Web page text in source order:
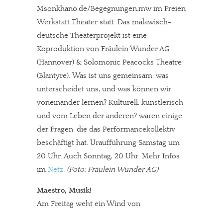
Msonkhano.de/Begegnungen.mw im Freien
Werkstatt Theater statt. Das malawisch-
deutsche Theaterprojekt ist eine
Koproduktion von Fräulein Wunder AG
(Hannover) & Solomonic Peacocks Theatre
(Blantyre). Was ist uns gemeinsam, was
unterscheidet uns, und was können wir
voneinander lernen? Kulturell, künstlerisch
und vom Leben der anderen? waren einige
der Fragen, die das Performancekollektiv
beschäftigt hat. Uraufführung Samstag um
20 Uhr. Auch Sonntag, 20 Uhr. Mehr Infos
im Netz. (Foto: Fräulein Wunder AG)
Maestro, Musik!
Am Freitag weht ein Wind von